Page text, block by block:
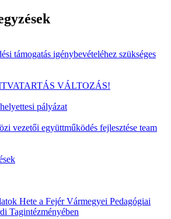
támogatás igénybevételéhez szükséges
VÁLTOZÁS!
pályázat
vezetői együttműködés fejlesztése team
Hete a Fejér Vármegyei Pedagógiai
Tagintézményében